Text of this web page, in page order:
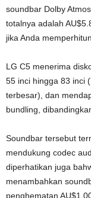
soundbar Dolby
totalnya adalah
jika Anda
LG C5 menerima
55 inci hingga 83 inci
terbesar), dan
bundling,
Soundbar tersebut
mendukung codec
diperhatikan juga
menambahkan
penghematan